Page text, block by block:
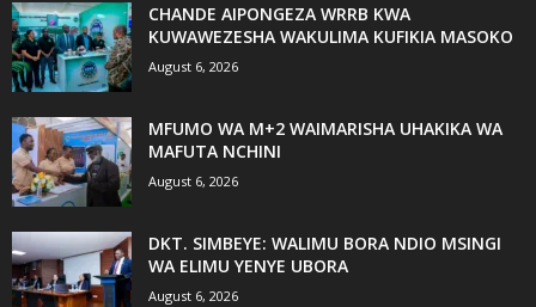
CHANDE AIPONGEZA WRRB KWA
KUWAWEZESHA WAKULIMA KUFIKIA MASOKO
August 6, 2026
MFUMO WA M+2 WAIMARISHA UHAKIKA WA
MAFUTA NCHINI
August 6, 2026
DKT. SIMBEYE: WALIMU BORA NDIO MSINGI
WA ELIMU YENYE UBORA
August 6, 2026